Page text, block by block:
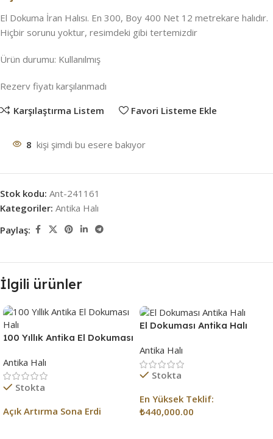
El Dokuma İran Halısı. En 300, Boy 400 Net 12 metrekare halıdır.
Hiçbir sorunu yoktur, resimdeki gibi tertemizdir
Ürün durumu: Kullanılmış
Rezerv fiyatı karşılanmadı
Karşılaştırma Listem
Favori Listeme Ekle
8 kişi şimdi bu esere bakıyor
Stok kodu: Ant-241161
Kategoriler: Antika Halı
Paylaş:
İlgili ürünler
100 Yıllık Antika El Dokuması
Antika Halı
Stokta
Açık Artırma Sona Erdi
El Dokuması Antika Halı
Antika Halı
Stokta
En Yüksek Teklif:
₺440,000.00